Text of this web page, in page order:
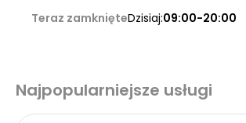
Teraz zamknięteDzisiaj:09:00-20:00
Najpopularniejsze usługi